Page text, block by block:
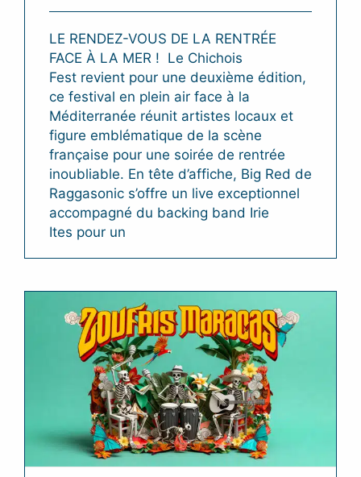
LE RENDEZ-VOUS DE LA RENTRÉE
FACE À LA MER ! Le Chichois
Fest revient pour une deuxième édition,
ce festival en plein air face à la
Méditerranée réunit artistes locaux et
figure emblématique de la scène
française pour une soirée de rentrée
inoubliable. En tête d’affiche, Big Red de
Raggasonic s’offre un live exceptionnel
accompagné du backing band Irie
Ites pour un